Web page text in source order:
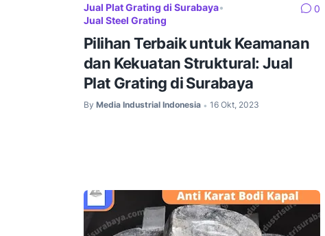
Jual Plat Grating di Surabaya•
Jual Steel Grating
0
Pilihan Terbaik untuk Keamanan
dan Kekuatan Struktural: Jual
Plat Grating di Surabaya
By Media Industrial Indonesia • 16 Okt, 2023